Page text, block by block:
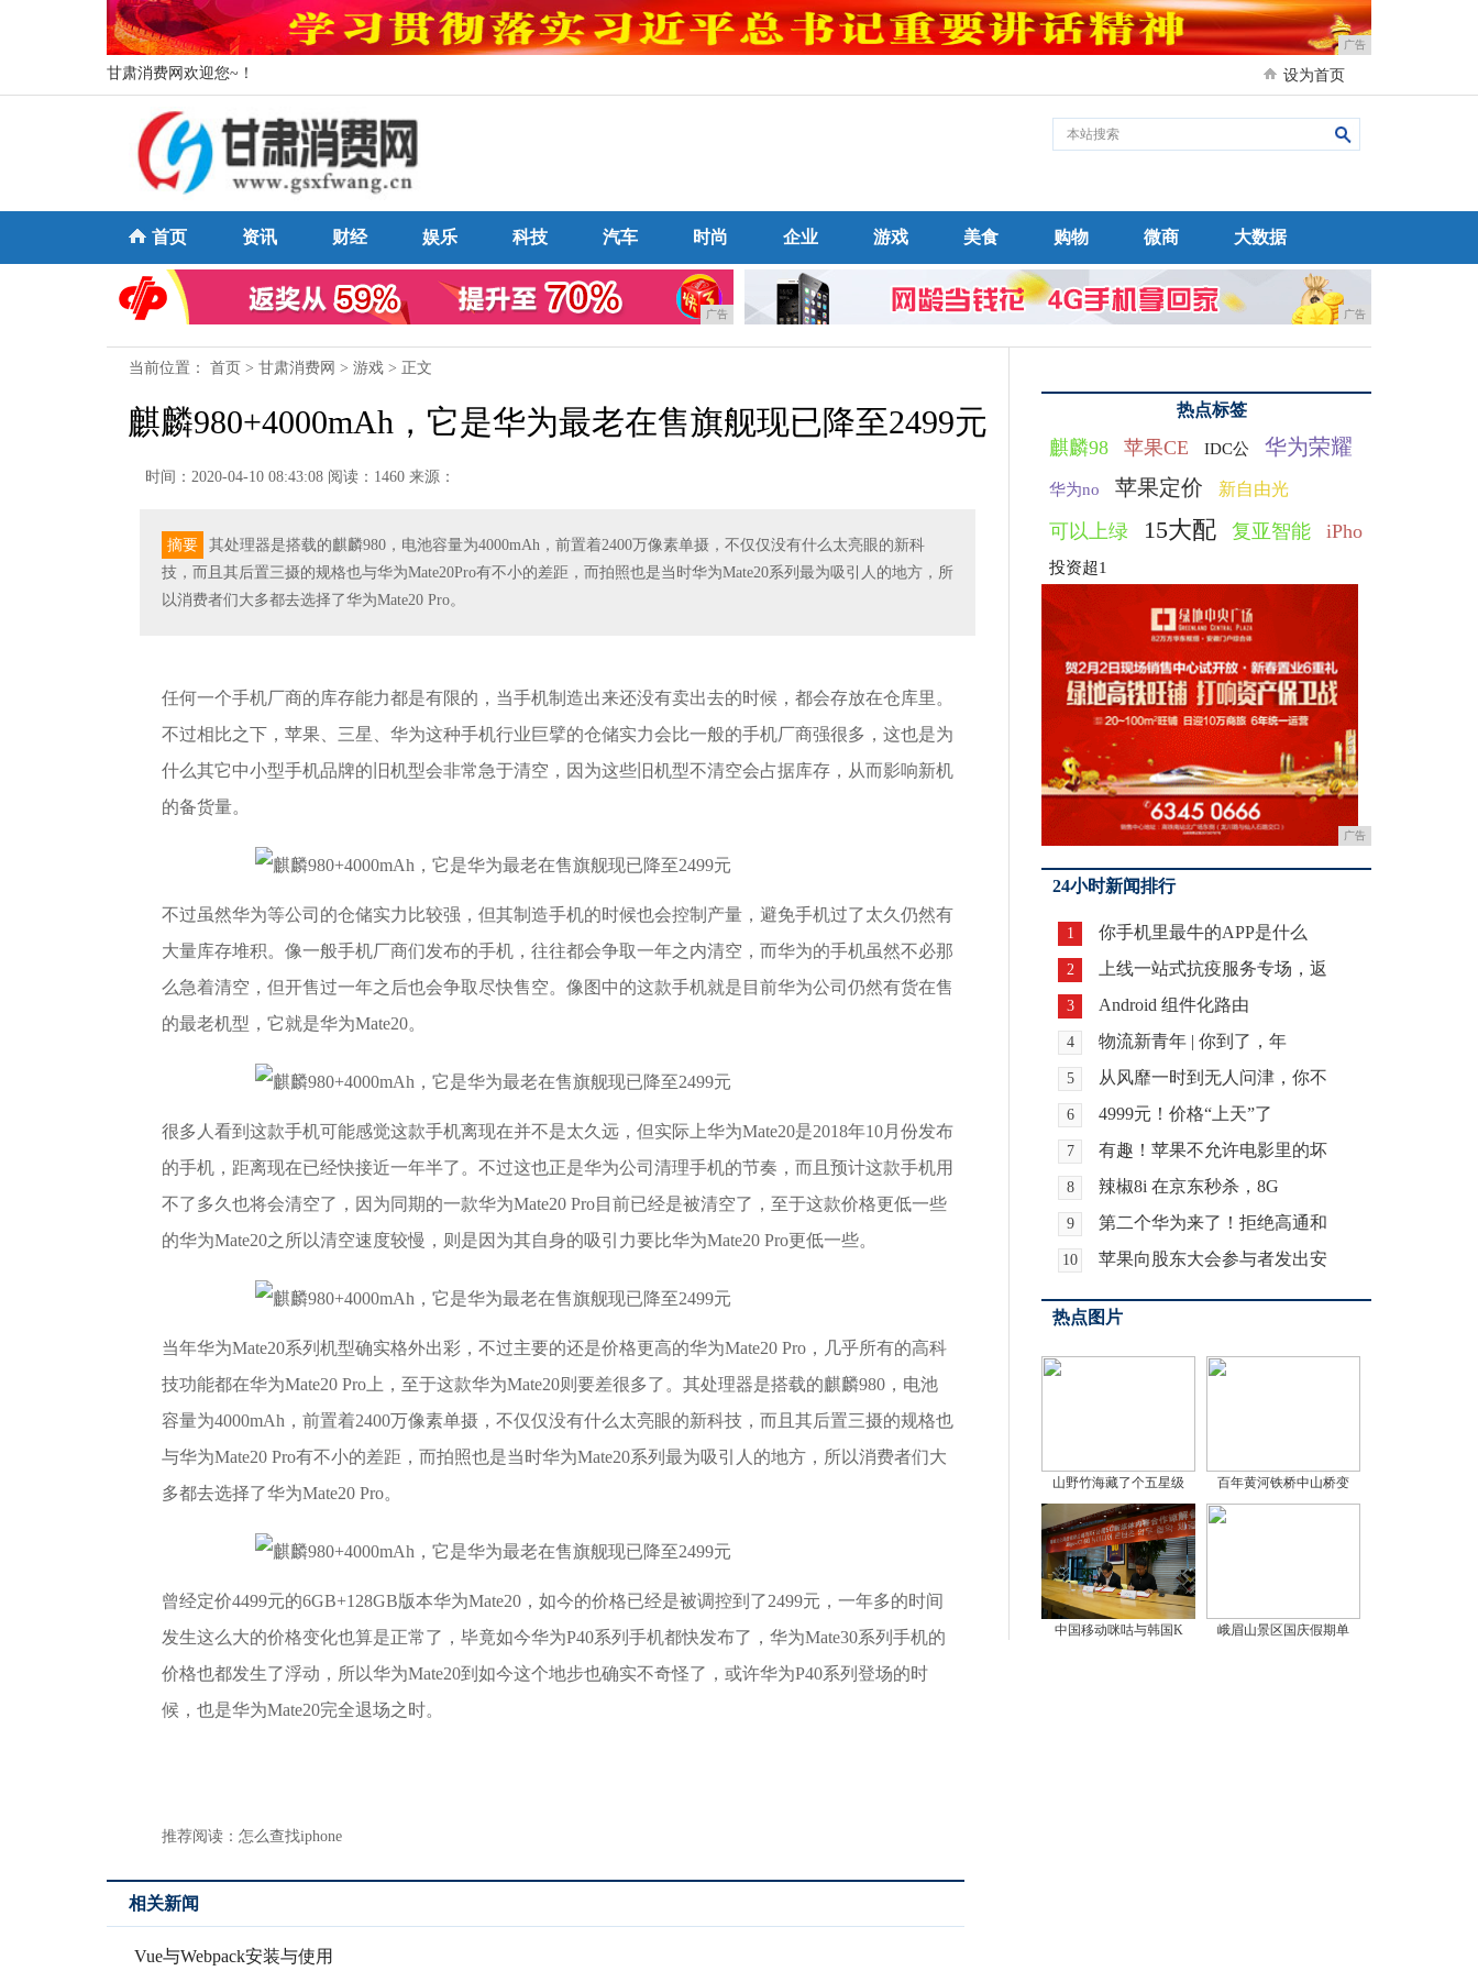
广告
甘肃消费网欢迎您~！ 设为首页
首页 资讯 财经 娱乐 科技 汽车 时尚 企业 游戏 美食 购物 微商 大数据
广告 广告
当前位置： 首页 > 甘肃消费网 > 游戏 > 正文
麒麟980+4000mAh，它是华为最老在售旗舰现已降至2499元
时间：2020-04-10 08:43:08 阅读：1460 来源：
摘要
其处理器是搭载的麒麟980，电池容量为4000mAh，前置着2400万像素单摄，不仅仅没有什么太亮眼的新科
技，而且其后置三摄的规格也与华为Mate20Pro有不小的差距，而拍照也是当时华为Mate20系列最为吸引人的地方，所
以消费者们大多都去选择了华为Mate20 Pro。
任何一个手机厂商的库存能力都是有限的，当手机制造出来还没有卖出去的时候，都会存放在仓库里。
不过相比之下，苹果、三星、华为这种手机行业巨擘的仓储实力会比一般的手机厂商强很多，这也是为
什么其它中小型手机品牌的旧机型会非常急于清空，因为这些旧机型不清空会占据库存，从而影响新机
的备货量。
不过虽然华为等公司的仓储实力比较强，但其制造手机的时候也会控制产量，避免手机过了太久仍然有
大量库存堆积。像一般手机厂商们发布的手机，往往都会争取一年之内清空，而华为的手机虽然不必那
么急着清空，但开售过一年之后也会争取尽快售空。像图中的这款手机就是目前华为公司仍然有货在售
的最老机型，它就是华为Mate20。
很多人看到这款手机可能感觉这款手机离现在并不是太久远，但实际上华为Mate20是2018年10月份发布
的手机，距离现在已经快接近一年半了。不过这也正是华为公司清理手机的节奏，而且预计这款手机用
不了多久也将会清空了，因为同期的一款华为Mate20 Pro目前已经是被清空了，至于这款价格更低一些
的华为Mate20之所以清空速度较慢，则是因为其自身的吸引力要比华为Mate20 Pro更低一些。
当年华为Mate20系列机型确实格外出彩，不过主要的还是价格更高的华为Mate20 Pro，几乎所有的高科
技功能都在华为Mate20 Pro上，至于这款华为Mate20则要差很多了。其处理器是搭载的麒麟980，电池
容量为4000mAh，前置着2400万像素单摄，不仅仅没有什么太亮眼的新科技，而且其后置三摄的规格也
与华为Mate20 Pro有不小的差距，而拍照也是当时华为Mate20系列最为吸引人的地方，所以消费者们大
多都去选择了华为Mate20 Pro。
曾经定价4499元的6GB+128GB版本华为Mate20，如今的价格已经是被调控到了2499元，一年多的时间
发生这么大的价格变化也算是正常了，毕竟如今华为P40系列手机都快发布了，华为Mate30系列手机的
价格也都发生了浮动，所以华为Mate20到如今这个地步也确实不奇怪了，或许华为P40系列登场的时
候，也是华为Mate20完全退场之时。
推荐阅读： 怎么查找iphone
相关新闻
Vue与Webpack安装与使用
热点标签
麒麟98 苹果CE IDC公 华为荣耀
华为no 苹果定价 新自由光
可以上绿 15大配 复亚智能 iPho
投资超1
广告
24小时新闻排行
1 你手机里最牛的APP是什么
2 上线一站式抗疫服务专场，返
3 Android 组件化路由
4 物流新青年 | 你到了，年
5 从风靡一时到无人问津，你不
6 4999元！价格“上天”了
7 有趣！苹果不允许电影里的坏
8 辣椒8i 在京东秒杀，8G
9 第二个华为来了！拒绝高通和
10 苹果向股东大会参与者发出安
热点图片
山野竹海藏了个五星级 百年黄河铁桥中山桥变
中国移动咪咕与韩国K 峨眉山景区国庆假期单